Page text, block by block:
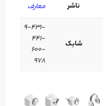
ناشر
معارف
شابک
9-431-
441-
600-
978